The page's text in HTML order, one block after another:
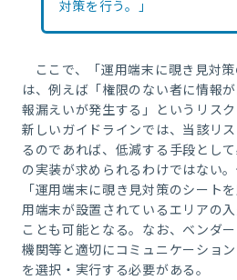
対策を行う。」
ここで、「運用端末に覗き見対
は、例えば「権限のない者に情報
報漏えいが発生する」というリス
新しいガイドラインでは、当該リ
るのであれば、低減する手段とし
の実装が求められるわけではない
「運用端末に覗き見対策のシート
用端末が設置されているエリアの
ことも可能となる。なお、ベンダ
機関等と適切にコミュニケーショ
を選択・実行する必要がある。